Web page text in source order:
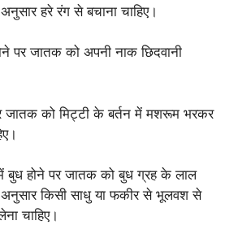
हरे रंग से बचाना चाहिए।
पर जातक को अपनी नाक छिदवानी
जातक को मिट्टी के बर्तन में मशरूम भरकर
बुध होने पर जातक को बुध ग्रह के लाल
अनुसार किसी साधु या फकीर से भूलवश से
चाहिए।